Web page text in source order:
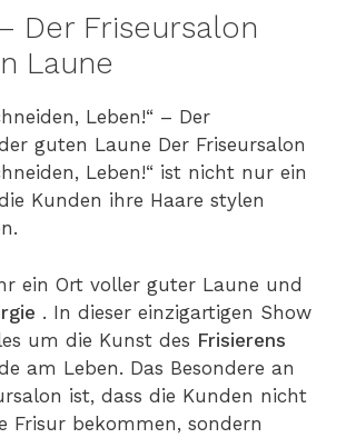
Der Friseursalon
Laune
Leben!“ – Der
guten Laune Der Friseursalon
Leben!“ ist nicht nur ein
Kunden ihre Haare stylen
ein Ort voller guter Laune und
. In dieser einzigartigen Show
um die Kunst des Frisierens
am Leben. Das Besondere an
ist, dass die Kunden nicht
Frisur bekommen, sondern